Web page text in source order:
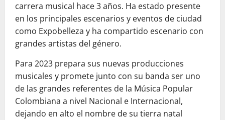
carrera musical hace 3 años. Ha estado presente
en los principales escenarios y eventos de ciudad
como Expobelleza y ha compartido escenario con
grandes artistas del género.
Para 2023 prepara sus nuevas producciones
musicales y promete junto con su banda ser uno
de las grandes referentes de la Música Popular
Colombiana a nivel Nacional e Internacional,
dejando en alto el nombre de su tierra natal